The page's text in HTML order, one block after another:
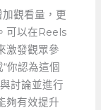
觀看量，更
可以在Reels
激發觀眾參
你認為這個
討論並進行
夠有效提升